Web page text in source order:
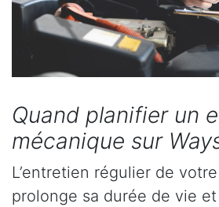
Quand planifier un
mécanique sur
L’entretien régulier de
prolonge sa durée de vie